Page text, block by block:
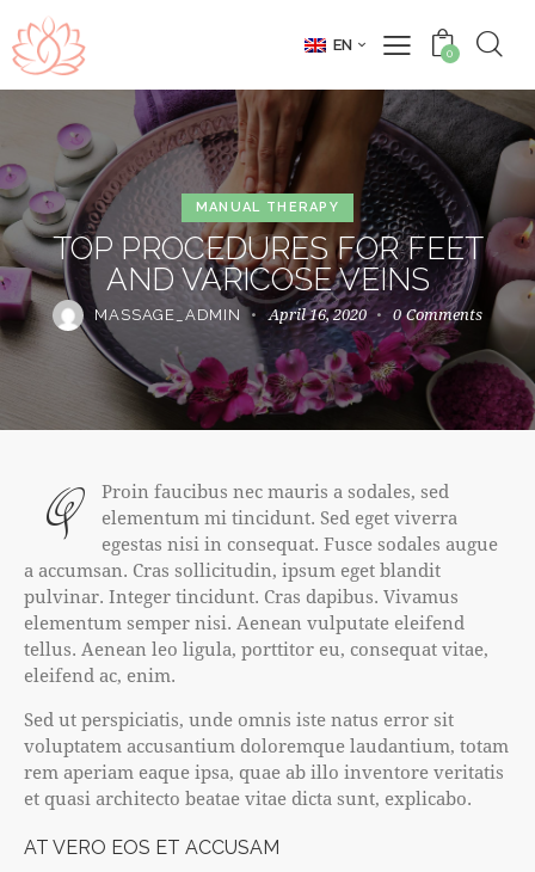
EN 0
MANUAL THERAPY
TOP PROCEDURES FOR FEET
AND VARICOSE VEINS
MASSAGE_ADMIN April 16, 2020 0 Comments
Q
Proin faucibus nec mauris a sodales, sed
elementum mi tincidunt. Sed eget viverra
egestas nisi in consequat. Fusce sodales augue
a accumsan. Cras sollicitudin, ipsum eget blandit
pulvinar. Integer tincidunt. Cras dapibus. Vivamus
elementum semper nisi. Aenean vulputate eleifend
tellus. Aenean leo ligula, porttitor eu, consequat vitae,
eleifend ac, enim.
Sed ut perspiciatis, unde omnis iste natus error sit
voluptatem accusantium doloremque laudantium, totam
rem aperiam eaque ipsa, quae ab illo inventore veritatis
et quasi architecto beatae vitae dicta sunt, explicabo.
AT VERO EOS ET ACCUSAM